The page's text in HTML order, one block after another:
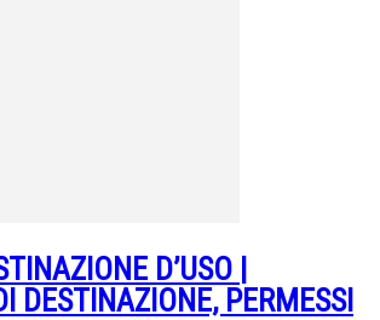
D’USO |
DESTINAZIONE, PERMESSI